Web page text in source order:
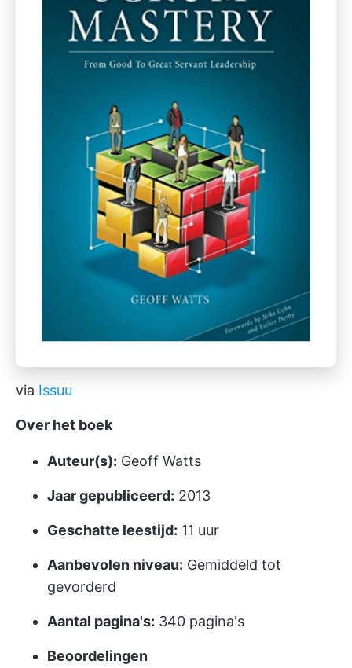
via Issuu
Over het boek
Auteur(s): Geoff Watts
Jaar gepubliceerd: 2013
Geschatte leestijd: 11 uur
Aanbevolen niveau: Gemiddeld tot
gevorderd
Aantal pagina's: 340 pagina's
Beoordelingen